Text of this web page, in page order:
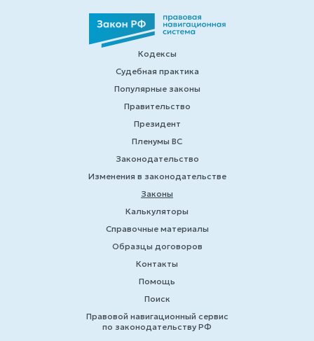
Кодексы
Судебная практика
Популярные законы
Правительство
Президент
Пленумы ВС
Законодательство
Изменения в законодательстве
Законы
Калькуляторы
Справочные материалы
Образцы договоров
Контакты
Помощь
Поиск
Правовой навигационный сервис
по законодательству РФ